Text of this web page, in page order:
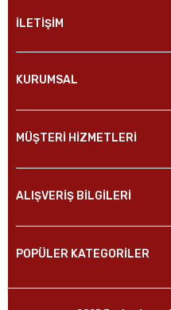
İLETİŞİM
KURUMSAL
MÜŞTERİ HİZMETLERİ
ALIŞVERİŞ BİLGİLERİ
POPÜLER KATEGORİLER